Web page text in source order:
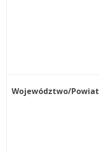
Województwo/Powiat